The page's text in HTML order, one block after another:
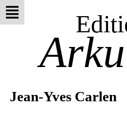
Jean-Yves Carlen